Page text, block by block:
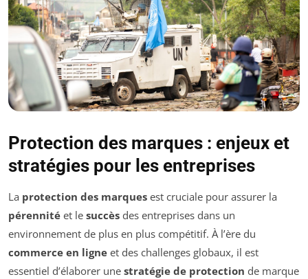
Protection des marques : enjeux et
stratégies pour les entreprises
La protection des marques est cruciale pour assurer la
pérennité et le succès des entreprises dans un
environnement de plus en plus compétitif. À l’ère du
commerce en ligne et des challenges globaux, il est
essentiel d’élaborer une stratégie de protection de marque